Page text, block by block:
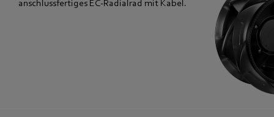
anschlussfertiges EC-Radialrad mit Kabel.